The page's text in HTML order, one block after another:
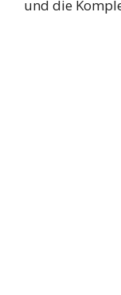
und die